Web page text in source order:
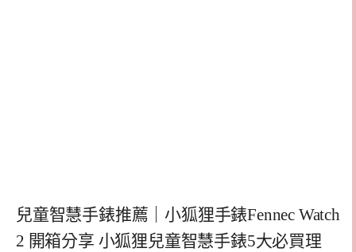
兒童智慧手錶推薦｜小狐狸手錶Fennec Watch
2 開箱分享 小狐狸兒童智慧手錶5大必買理